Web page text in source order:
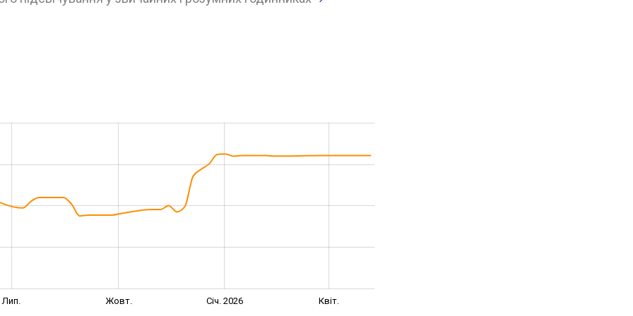
Лип. Жовт. Січ. 2026 Квіт.